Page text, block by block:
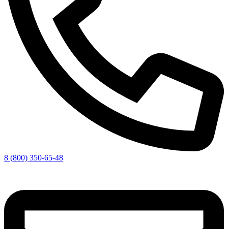
8 (800) 350-65-48